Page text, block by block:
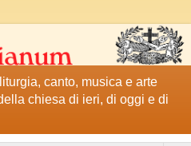
canto, musica e arte
chiesa di ieri, di oggi e di